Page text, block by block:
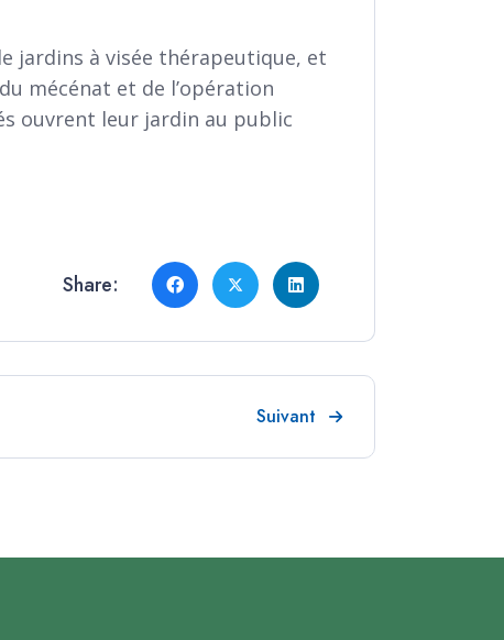
jardins à visée thérapeutique, et
mécénat et de l’opération
ouvrent leur jardin au public
Share:
Article suivant : Infolettre
Suivant